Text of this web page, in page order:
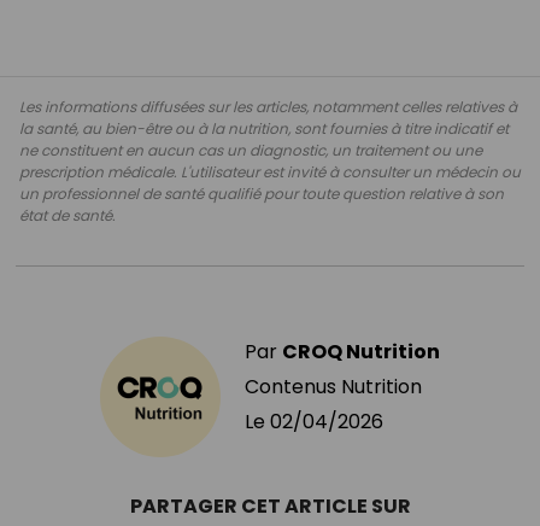
Les informations diffusées sur les articles, notamment celles relatives à
la santé, au bien-être ou à la nutrition, sont fournies à titre indicatif et
ne constituent en aucun cas un diagnostic, un traitement ou une
prescription médicale. L'utilisateur est invité à consulter un médecin ou
un professionnel de santé qualifié pour toute question relative à son
état de santé.
Par CROQ Nutrition
Contenus Nutrition
Le 02/04/2026
PARTAGER CET ARTICLE SUR